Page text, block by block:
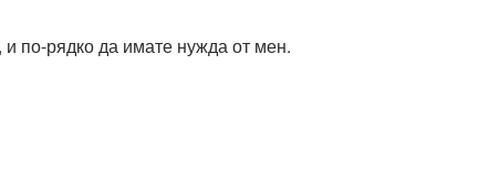
по-рядко да имате нужда от мен.